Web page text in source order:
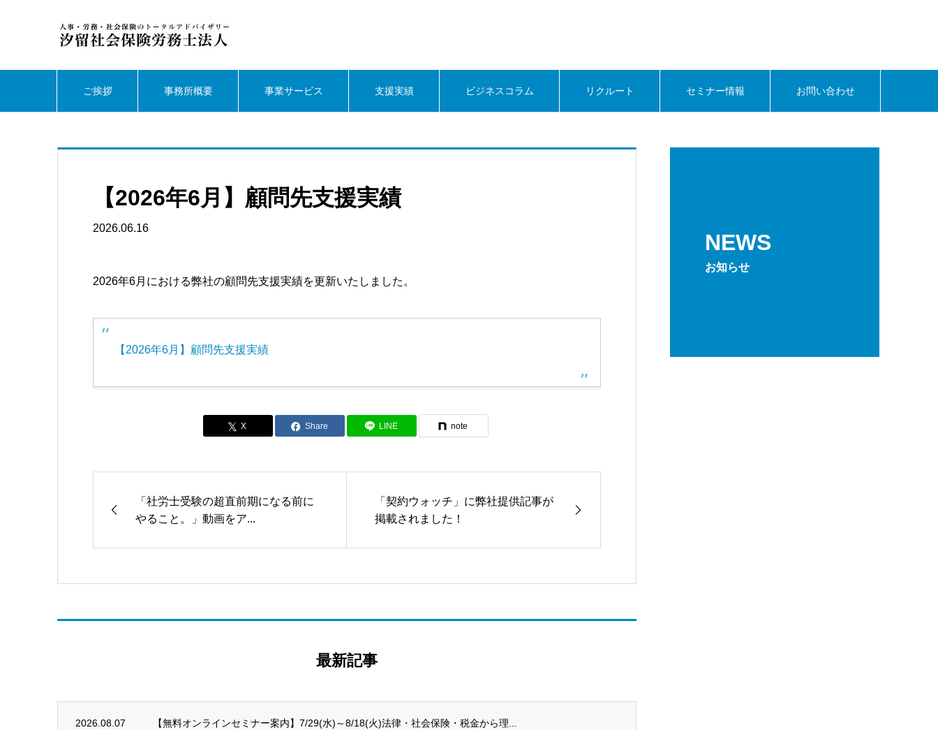
ご挨拶 事務所概要 事業サービス 支援実績 ビジネスコラム リクルート セミナー情報 お問い合わせ
NEWS
お知らせ
【2026年6月】顧問先支援実績
2026.06.16
2026年6月における弊社の顧問先支援実績を更新いたしました。
【2026年6月】顧問先支援実績
Share LINE note
「社労士受験の超直前期になる前に
やること。」動画をア...
「契約ウォッチ」に弊社提供記事が
掲載されました！
最新記事
2026.08.07 【無料オンラインセミナー案内】7/29(水)～8/18(火)法律・社会保険・税金から理...